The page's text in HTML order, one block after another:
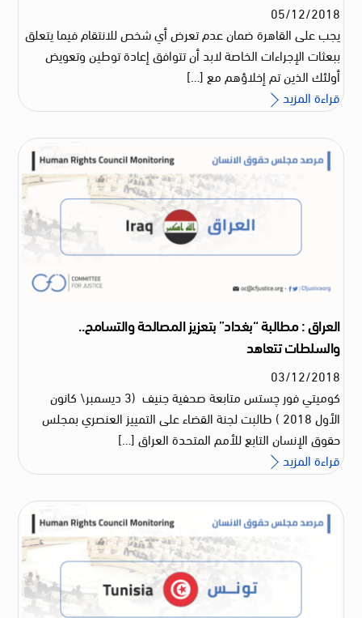
05/12/2018
يجب على القاهرة ضمان عدم تعرض أي شخص للانتقام فيما يتعلق
ببعثات الإجراءات الخاصة لابد أن تتوافق إعادة توطين وتعويض
أولئك الذين تم إخلاؤهم مع […]
قراءة المزيد
العراق : مطالبة “بغداد” بتعزيز المصالحة والتسامح..
والسلطات تتعاهد
03/12/2018
كوميتي فور چستس متابعة صحفية جنيف (3 ديسمبر\ كانون
الأول 2018 ) طالبت لجنة القضاء على التمييز العنصري بمجلس
حقوق الإنسان التابع للأمم المتحدة العراق […]
قراءة المزيد